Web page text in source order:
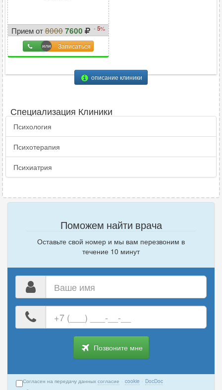
Прием от8000 7600 -5%
Записаться
описание клиники
Специализация Клиники
Психология
Психотерапия
Психиатрия
Поможем найти врача
Оставьте свой номер и мы вам перезвоним в
течение 10 минут
номер
телефона
Позвоните мне
Согласен на передачу данных согласие · cookie · DocDoc